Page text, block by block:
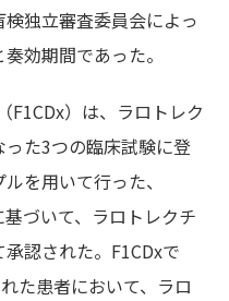
独立審査委員会によっ
効期間であった。
）は、ラロトレク
た3つの臨床試験に登
を用いて行った、
づいて、ラロトレクチ
認された。F1CDxで
た患者において、ラロ